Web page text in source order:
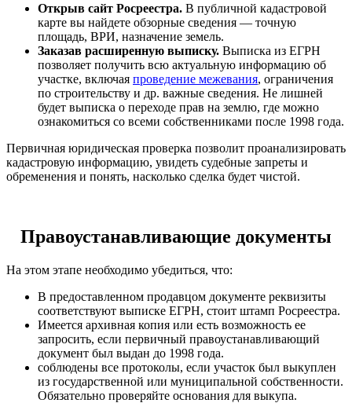
Открыв сайт Росреестра. В публичной кадастровой
карте вы найдете обзорные сведения — точную
площадь, ВРИ, назначение земель.
Заказав расширенную выписку. Выписка из ЕГРН
позволяет получить всю актуальную информацию об
участке, включая проведение межевания, ограничения
по строительству и др. важные сведения. Не лишней
будет выписка о переходе прав на землю, где можно
ознакомиться со всеми собственниками после 1998 года.
Первичная юридическая проверка позволит проанализировать
кадастровую информацию, увидеть судебные запреты и
обременения и понять, насколько сделка будет чистой.
Правоустанавливающие документы
На этом этапе необходимо убедиться, что:
В предоставленном продавцом документе реквизиты
соответствуют выписке ЕГРН, стоит штамп Росреестра.
Имеется архивная копия или есть возможность ее
запросить, если первичный правоустанавливающий
документ был выдан до 1998 года.
соблюдены все протоколы, если участок был выкуплен
из государственной или муниципальной собственности.
Обязательно проверяйте основания для выкупа.